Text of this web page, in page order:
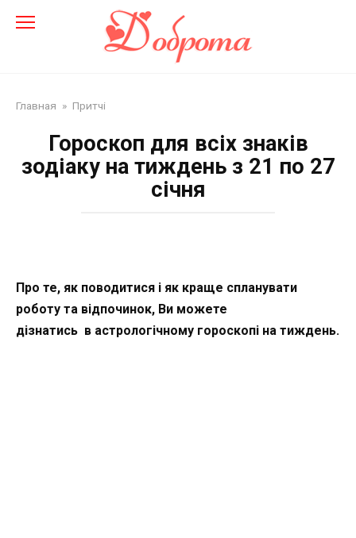
Главная » Притчі
Гороскоп для всіх знаків
зодіаку на тиждень з 21 по 27
січня
Про те, як поводитися і як краще спланувати
роботу та відпочинок, Ви можете
дізнатись в астрологічному гороскопі на тиждень.